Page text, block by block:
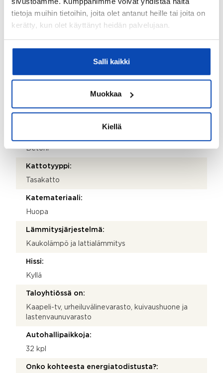
tietoja muihin tietoihin, joita olet antanut heille tai joita on
kerätty, kun olet käyttänyt heidän palvelujaan.
Salli kaikki
Muokkaa
Kiellä
Postitoimipaikka:
Tampere
Isännöitsijäntodistuksen päivämäärä:
Betoni
Kattotyyppi:
Tasakatto
Katemateriaali:
Huopa
Lämmitysjärjestelmä:
Kaukolämpö ja lattialämmitys
Hissi:
Kyllä
Taloyhtiössä on:
Kaapeli-tv, urheiluvälinevarasto, kuivaushuone ja
lastenvaunuvarasto
Autohallipaikkoja:
32 kpl
Onko kohteesta energiatodistusta?: